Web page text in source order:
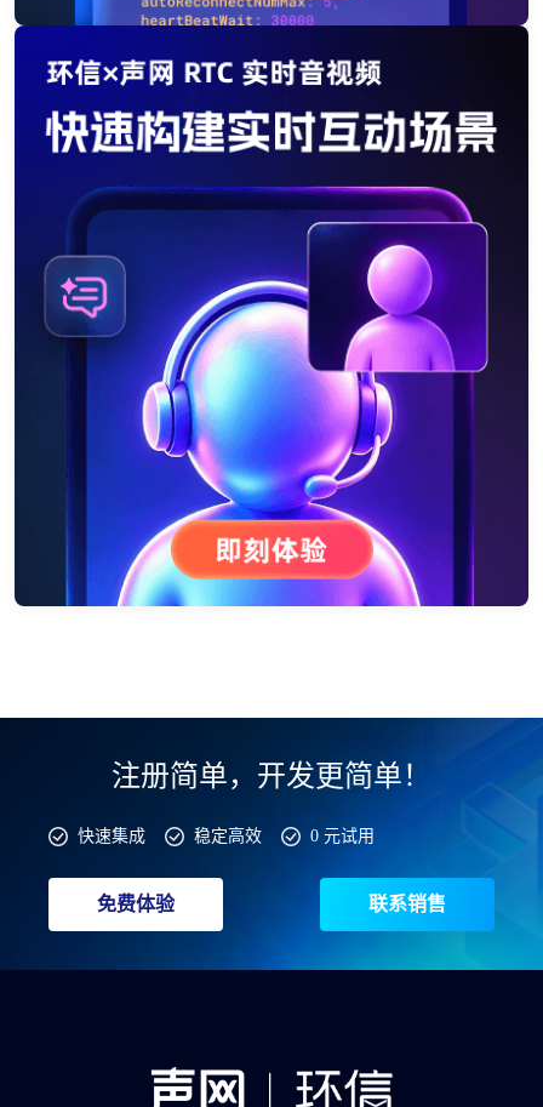
注册简单，开发更简单！
快速集成 稳定高效 0 元试用
免费体验 联系销售